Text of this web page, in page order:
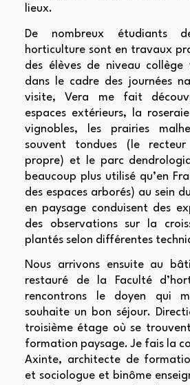
lieux.
De nombreux étudiants
horticulture sont en travaux
des élèves de niveau collège
dans le cadre des journées
visite, Vera me fait
espaces extérieurs, la
vignobles, les prairies
souvent tondues (le
propre) et le parc
beaucoup plus utilisé qu’en
des espaces arborés) au sein
en paysage conduisent des
des observations sur la
plantés selon différentes
Nous arrivons ensuite au
restauré de la Faculté
rencontrons le doyen qui
souhaite un bon séjour.
troisième étage où se
formation paysage. Je fais la
Axinte, architecte de
et sociologue et binôme